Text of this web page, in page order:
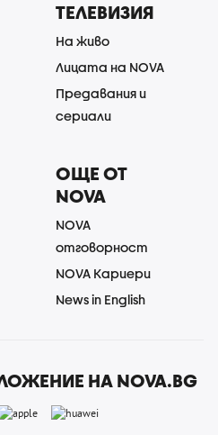
ТЕЛЕВИЗИЯ
На живо
Лицата на NOVA
Предавания и
сериали
ОЩЕ ОТ
NOVA
NOVA
отговорност
NOVA Кариери
News in English
НА NOVA.BG